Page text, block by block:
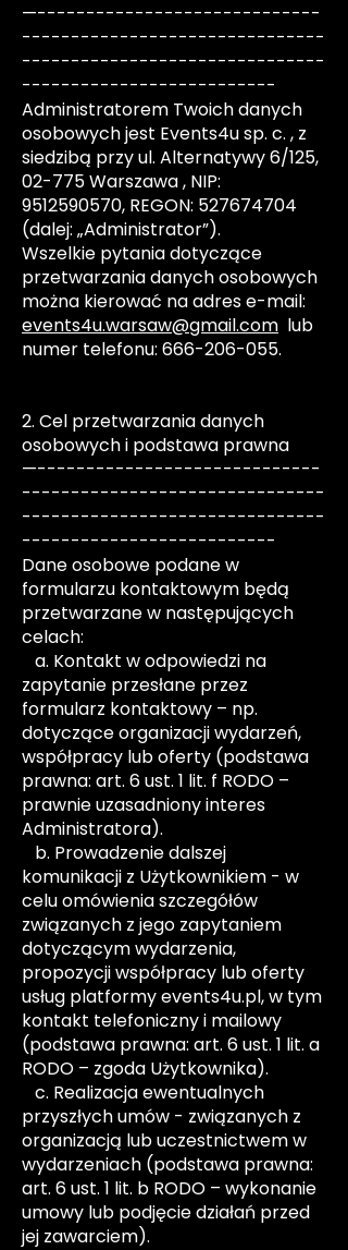
—-----------------------------
-------------------------------
-------------------------------
--------------------------
Administratorem Twoich danych
osobowych jest Events4u sp. c. , z
siedzibą przy ul. Alternatywy 6/125,
02-775 Warszawa , NIP:
9512590570, REGON: 527674704
(dalej: „Administrator”).
Wszelkie pytania dotyczące
przetwarzania danych osobowych
można kierować na adres e-mail:
events4u.warsaw@gmail.com lub
numer telefonu: 666-206-055.
2. Cel przetwarzania danych
osobowych i podstawa prawna
—-----------------------------
-------------------------------
-------------------------------
--------------------------
Dane osobowe podane w
formularzu kontaktowym będą
przetwarzane w następujących
celach:
a. Kontakt w odpowiedzi na
zapytanie przesłane przez
formularz kontaktowy – np.
dotyczące organizacji wydarzeń,
współpracy lub oferty (podstawa
prawna: art. 6 ust. 1 lit. f RODO –
prawnie uzasadniony interes
Administratora).
b. Prowadzenie dalszej
komunikacji z Użytkownikiem - w
celu omówienia szczegółów
związanych z jego zapytaniem
dotyczącym wydarzenia,
propozycji współpracy lub oferty
usług platformy events4u.pl, w tym
kontakt telefoniczny i mailowy
(podstawa prawna: art. 6 ust. 1 lit. a
RODO – zgoda Użytkownika).
c. Realizacja ewentualnych
przyszłych umów - związanych z
organizacją lub uczestnictwem w
wydarzeniach (podstawa prawna:
art. 6 ust. 1 lit. b RODO – wykonanie
umowy lub podjęcie działań przed
jej zawarciem).